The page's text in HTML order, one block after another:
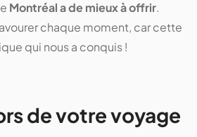
Montréal a de mieux à offrir.
chaque moment, car cette
qui nous a conquis !
de votre voyage